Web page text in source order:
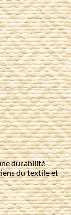
durabilité
du textile et